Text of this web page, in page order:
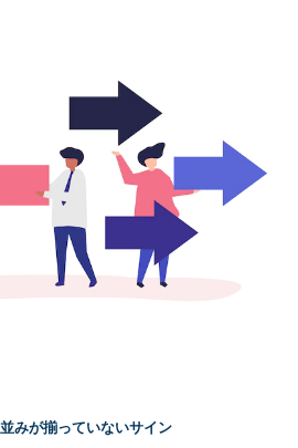
みが揃っていないサイン